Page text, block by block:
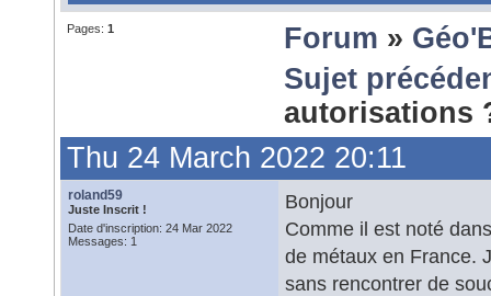
Pages: 1 Forum »
Sujet
Thu 24 March 2022 20:11
roland59
Juste Inscrit !
Date d'inscription: 24 Mar 2022
Messages: 1
Bonjour
Comme il est noté
de métaux en France.
sans rencontrer de